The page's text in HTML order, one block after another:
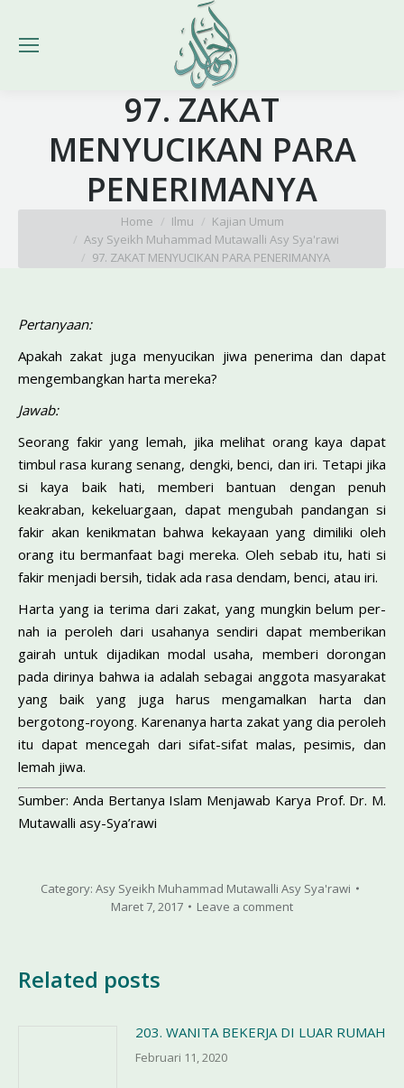
97. ZAKAT
MENYUCIKAN PARA
PENERIMANYA
Home Ilmu
Kajian Umum
Asy Syeikh Muhammad Mutawalli Asy Sya'rawi
97. ZAKAT MENYUCIKAN PARA PENERIMANYA
Pertanyaan:
Apakah zakat juga menyucikan jiwa penerima dan dapat
mengembangkan harta mereka?
Jawab:
Seorang fakir yang lemah, jika melihat orang kaya dapat
timbul rasa kurang senang, dengki, benci, dan iri. Tetapi jika
si kaya baik hati, memberi bantuan dengan penuh
keakraban, ke­keluargaan, dapat mengubah pandangan si
fakir akan kenik­matan bahwa kekayaan yang dimiliki oleh
orang itu bermanfaat bagi mereka. Oleh sebab itu, hati si
fakir menjadi bersih, tidak ada rasa dendam, benci, atau iri.
Harta yang ia terima dari zakat, yang mungkin belum per­
nah ia peroleh dari usahanya sendiri dapat memberikan
gairah untuk dijadikan modal usaha, memberi dorongan
pada dirinya bahwa ia adalah sebagai anggota masyarakat
yang baik yang juga harus mengamalkan harta dan
bergotong-royong. Kare­nanya harta zakat yang dia peroleh
itu dapat mencegah dari sifat-sifat malas, pesimis, dan
lemah jiwa.
Sumber: Anda Bertanya Islam Menjawab Karya Prof. Dr. M.
Mutawalli asy-Sya’rawi
Category: Asy Syeikh Muhammad Mutawalli Asy Sya'rawi
Maret 7, 2017
Leave a comment
Related posts
203. WANITA BEKERJA DI LUAR RUMAH
Februari 11, 2020